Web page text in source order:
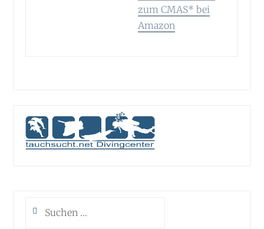
zum CMAS* bei
Amazon
nach: